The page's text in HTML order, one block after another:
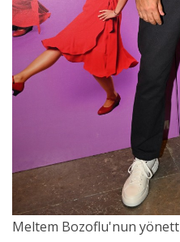
Meltem Bozoflu'nun